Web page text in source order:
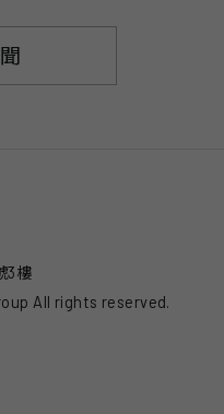
3樓
All rights reserved.